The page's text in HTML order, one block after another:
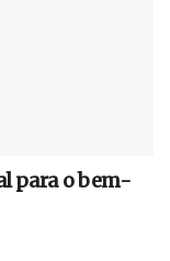
para o bem-